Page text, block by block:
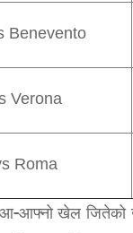
Benevento
Verona
Roma
आ-आफ्नो खेल जितेको